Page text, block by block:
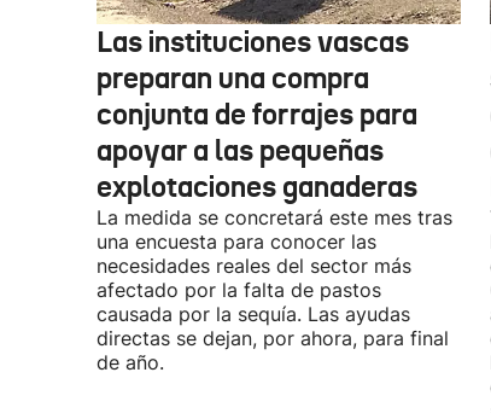
Las instituciones vascas
preparan una compra
conjunta de forrajes para
apoyar a las pequeñas
explotaciones ganaderas
La medida se concretará este mes tras
una encuesta para conocer las
necesidades reales del sector más
afectado por la falta de pastos
causada por la sequía. Las ayudas
directas se dejan, por ahora, para final
de año.